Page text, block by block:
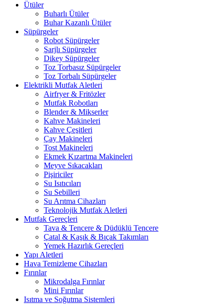
Ütüler
Buharlı Ütüler
Buhar Kazanlı Ütüler
Süpürgeler
Robot Süpürgeler
Şarjlı Süpürgeler
Dikey Süpürgeler
Toz Torbasız Süpürgeler
Toz Torbalı Süpürgeler
Elektrikli Mutfak Aletleri
Airfryer & Fritözler
Mutfak Robotları
Blender & Mikserler
Kahve Makineleri
Kahve Çeşitleri
Çay Makineleri
Tost Makineleri
Ekmek Kızartma Makineleri
Meyve Sıkacakları
Pişiriciler
Su Isıtıcıları
Su Sebilleri
Su Arıtma Cihazları
Teknolojik Mutfak Aletleri
Mutfak Gereçleri
Tava & Tencere & Düdüklü Tencere
Çatal & Kaşık & Bıçak Takımları
Yemek Hazırlık Gereçleri
Yapı Aletleri
Hava Temizleme Cihazları
Fırınlar
Mikrodalga Fırınlar
Mini Fırınlar
Isıtma ve Soğutma Sistemleri